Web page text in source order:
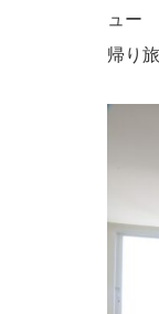
ュー
帰り